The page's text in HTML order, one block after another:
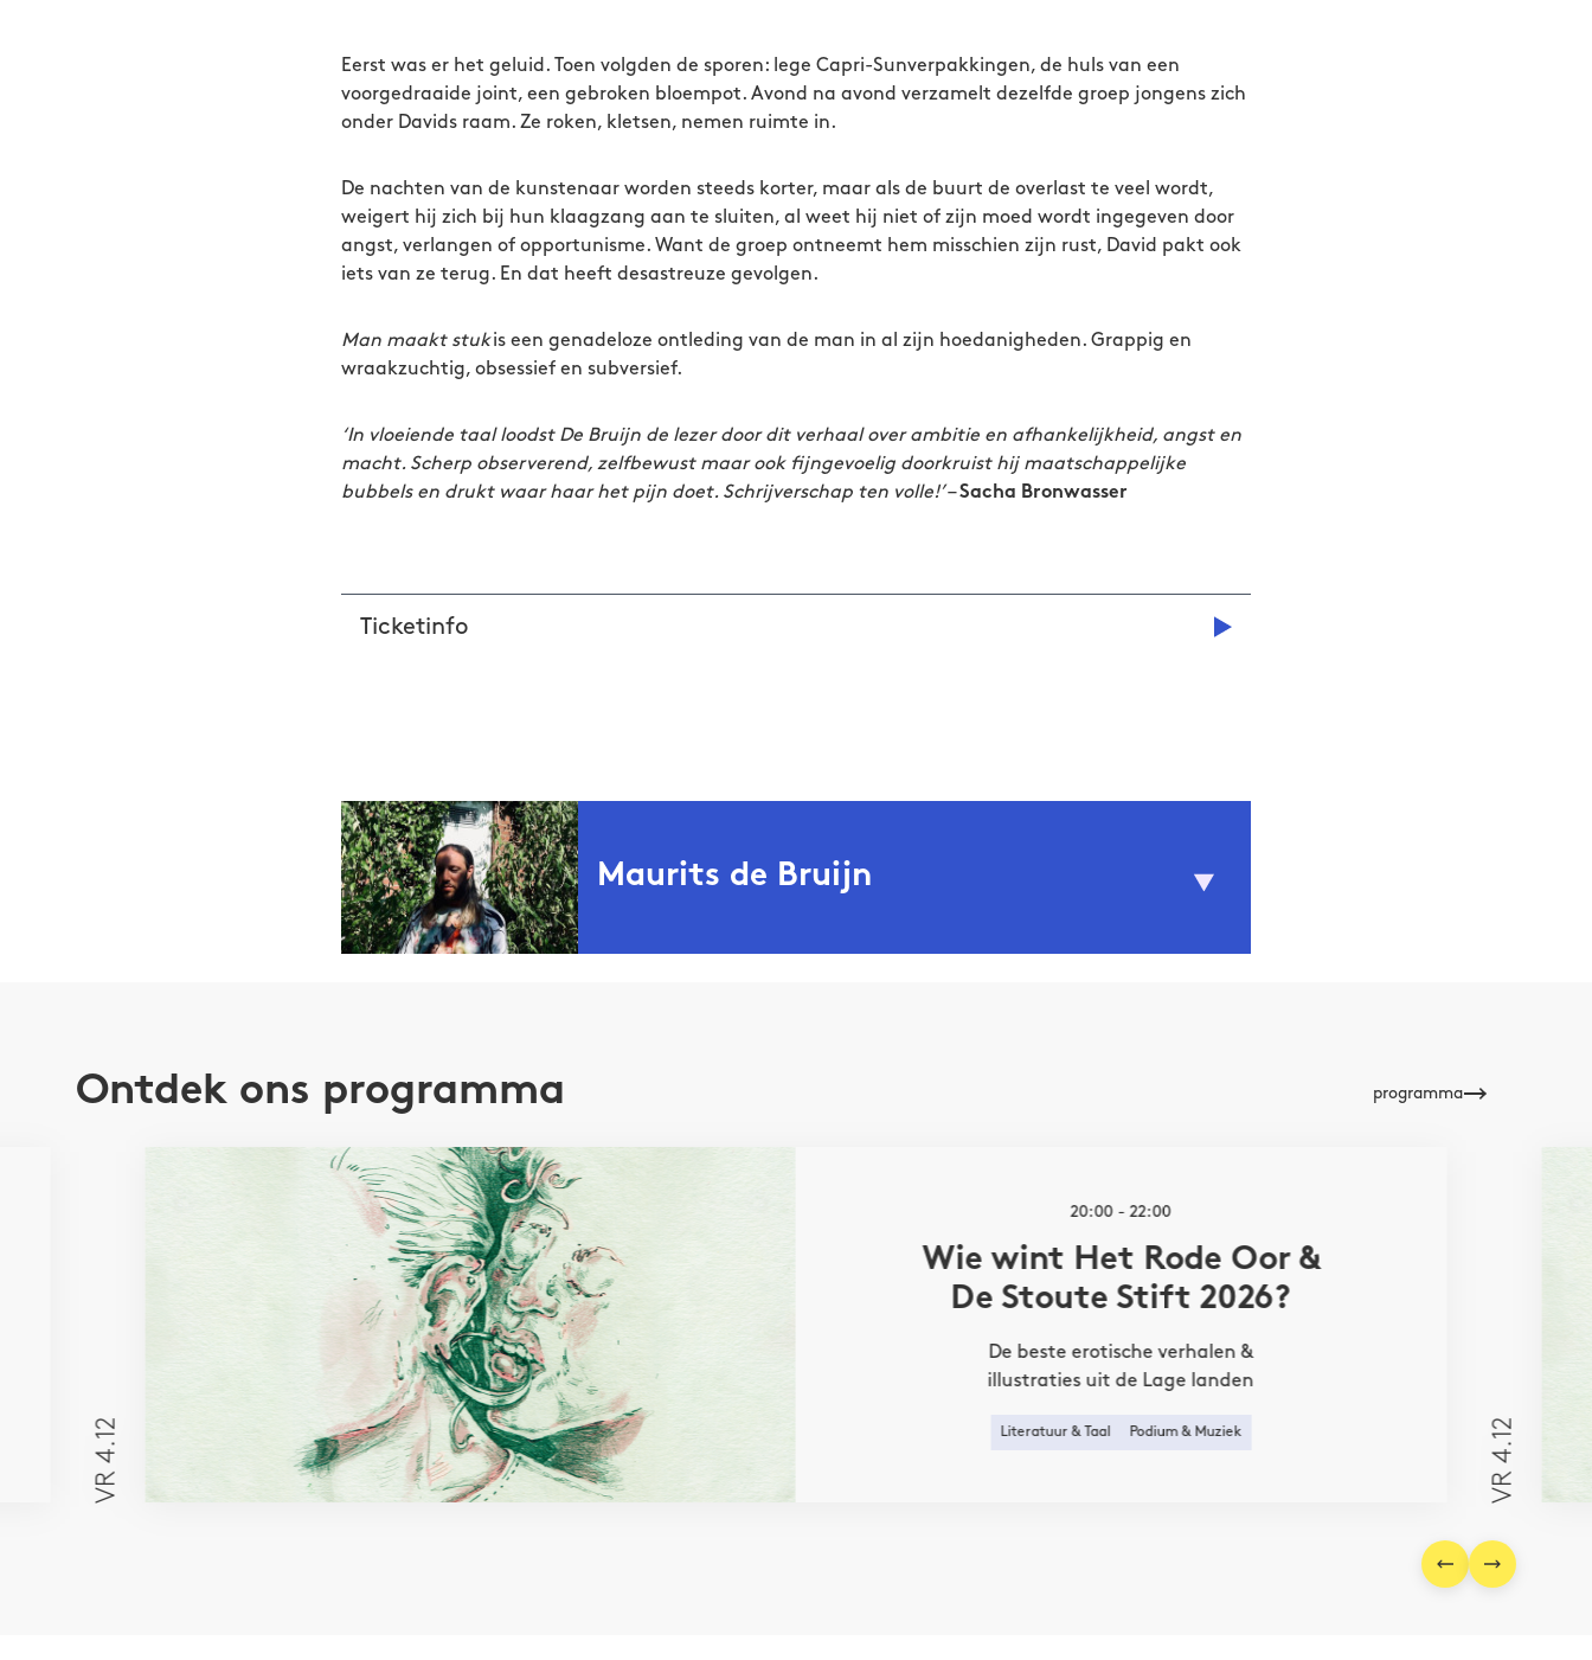
Eerst was er het geluid. Toen volgden de sporen: lege Capri-Sunverpakkingen, de huls van een
voorgedraaide joint, een gebroken bloempot. Avond na avond verzamelt dezelfde groep jongens zich
onder Davids raam. Ze roken, kletsen, nemen ruimte in.
De nachten van de kunstenaar worden steeds korter, maar als de buurt de overlast te veel wordt,
weigert hij zich bij hun klaagzang aan te sluiten, al weet hij niet of zijn moed wordt ingegeven door
angst, verlangen of opportunisme. Want de groep ontneemt hem misschien zijn rust, David pakt ook
iets van ze terug. En dat heeft desastreuze gevolgen.
Man maakt stukis een genadeloze ontleding van de man in al zijn hoedanigheden. Grappig en
wraakzuchtig, obsessief en subversief.
‘In vloeiende taal loodst De Bruijn de lezer door dit verhaal over ambitie en afhankelijkheid, angst en
macht. Scherp observerend, zelfbewust maar ook fijngevoelig doorkruist hij maatschappelijke
bubbels en drukt waar haar het pijn doet. Schrijverschap ten volle!’–Sacha Bronwasser
Ticketinfo
Maurits de Bruijn
kunstenaarschap, wie ruimte in mag nemen en wie daarin wordt beperkt.
Ontdek ons programma programma
VR 4.12
20:00 - 22:00
Wie wint Het Rode Oor &
De Stoute Stift 2026?
De beste erotische verhalen &
illustraties uit de Lage landen
Literatuur & Taal Podium & Muziek VR 4.12